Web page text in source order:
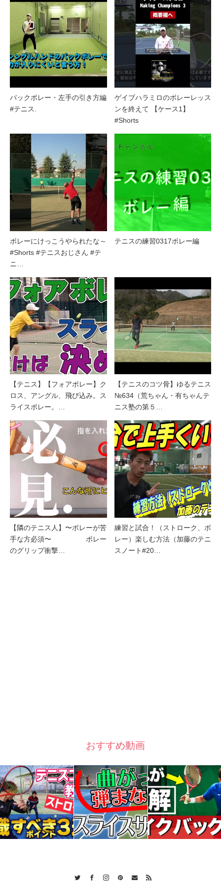
バックボレー・左手の引き方編
#テニス.
ゲイブハラミロのボレーレッス
ンを終えて 【ケース1】
#Shorts
ボレーにけっこうやられたな～
#Shorts #テニスおじさん #テ
ニ…
テニスの練習0317ボレー編
【テニス】【フォアボレー】ク
ロス、アングル、飛び込み。ス
ライスボレー。…
【テニスのコツ骨】ゆるテニス
№634（荒ちゃん・有ちゃんテ
ニス塾の第５…
【隣のテニス人】〜ボレーが苦
手な方必須〜 ボレー
のグリップ衝撃…
練習と試合！（ストローク、ボ
レー）楽しむ方法（加藤のテニ
スノート#20…
おすすめ動画